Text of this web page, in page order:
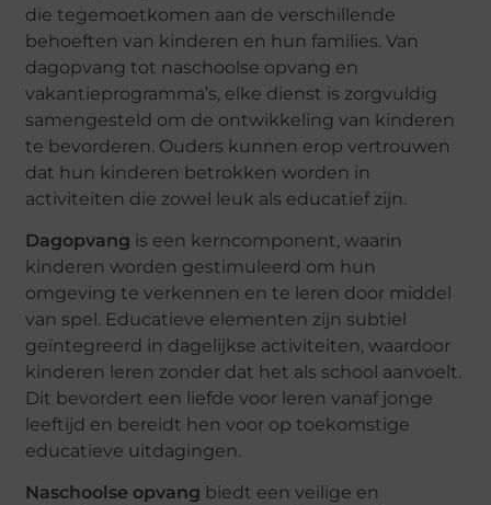
die tegemoetkomen aan de verschillende
behoeften van kinderen en hun families. Van
dagopvang tot naschoolse opvang en
vakantieprogramma’s, elke dienst is zorgvuldig
samengesteld om de ontwikkeling van kinderen
te bevorderen. Ouders kunnen erop vertrouwen
dat hun kinderen betrokken worden in
activiteiten die zowel leuk als educatief zijn.
Dagopvang is een kerncomponent, waarin
kinderen worden gestimuleerd om hun
omgeving te verkennen en te leren door middel
van spel. Educatieve elementen zijn subtiel
geïntegreerd in dagelijkse activiteiten, waardoor
kinderen leren zonder dat het als school aanvoelt.
Dit bevordert een liefde voor leren vanaf jonge
leeftijd en bereidt hen voor op toekomstige
educatieve uitdagingen.
Naschoolse opvang biedt een veilige en